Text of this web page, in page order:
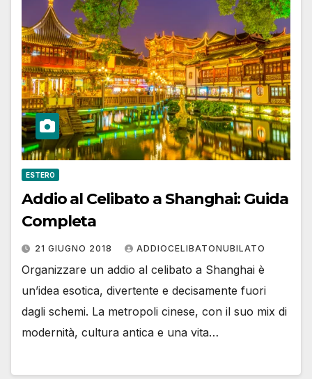
ESTERO
Addio al Celibato a Shanghai: Guida
Completa
21 GIUGNO 2018 ADDIOCELIBATONUBILATO
Organizzare un addio al celibato a Shanghai è
un’idea esotica, divertente e decisamente fuori
dagli schemi. La metropoli cinese, con il suo mix di
modernità, cultura antica e una vita…